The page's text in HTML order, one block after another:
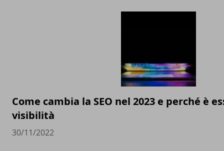
Come cambia la SEO nel 2023 e perché è
visibilità
30/11/2022